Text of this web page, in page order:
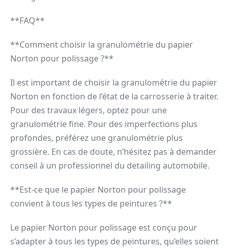
**FAQ**
**Comment choisir la granulométrie du papier
Norton pour polissage ?**
Il est important de choisir la granulométrie du papier
Norton en fonction de l’état de la carrosserie à traiter.
Pour des travaux légers, optez pour une
granulométrie fine. Pour des imperfections plus
profondes, préférez une granulométrie plus
grossière. En cas de doute, n’hésitez pas à demander
conseil à un professionnel du detailing automobile.
**Est-ce que le papier Norton pour polissage
convient à tous les types de peintures ?**
Le papier Norton pour polissage est conçu pour
s’adapter à tous les types de peintures, qu’elles soient